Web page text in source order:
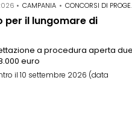
• CAMPANIA • CONCORSI DI PROGETTAZIONE
per il lungomare di
a procedura aperta due
euro
il 10 settembre 2026 (data